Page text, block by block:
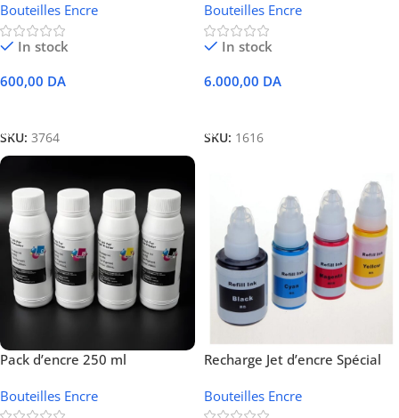
Bouteilles Encre
In stock
600,00 DA
SKU: 3764
Bouteilles Encre
In stock
6.000,00 DA
SKU: 1616
Pack d’encre 250 ml
Bouteilles Encre
Recharge Jet d’encre Spécial
Bouteilles Encre